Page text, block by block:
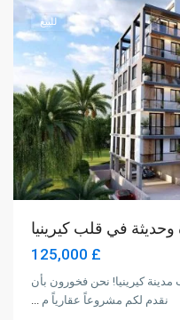
للبيع
£ 125,000
مدينة كيرينيا! نحن فخورون بأن
نقدم لكم مشروعاً عقارياً م ...